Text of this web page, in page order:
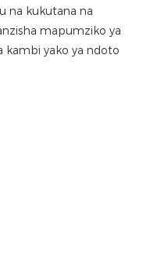
na kukutana na
mapumziko ya
kambi yako ya ndoto